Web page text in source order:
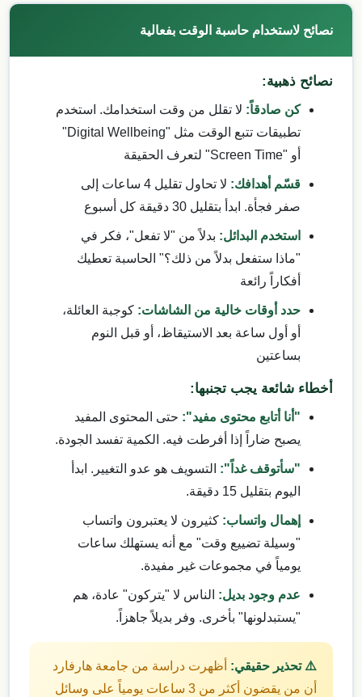
نصائح لاستخدام حاسبة الوقت بفعالية
نصائح ذهبية:
كن صادقاً: لا تقلل من وقت استخدامك. استخدم
تطبيقات تتبع الوقت مثل "Digital Wellbeing"
أو "Screen Time" لتعرف الحقيقة
قسّم أهدافك:
لا تحاول تقليل 4 ساعات إلى
صفر فجأة. ابدأ بتقليل 30 دقيقة كل أسبوع
استخدم البدائل: بدلاً من "لا تفعل"، فكر في
"ماذا ستفعل بدلاً من ذلك؟" الحاسبة تعطيك
أفكاراً رائعة
حدد أوقات خالية من الشاشات: كوجبة العائلة،
أو أول ساعة بعد الاستيقاظ، أو قبل النوم
بساعتين
أخطاء شائعة يجب تجنبها:
"أنا أتابع محتوى مفيد": حتى المحتوى المفيد
يصبح ضاراً إذا أفرطت فيه. الكمية تفسد الجودة.
"سأتوقف غداً": التسويف هو عدو التغيير. ابدأ
اليوم بتقليل 15 دقيقة.
إهمال واتساب: كثيرون لا يعتبرون واتساب
"وسيلة تضييع وقت" مع أنه يستهلك ساعات
يومياً في مجموعات غير مفيدة.
عدم وجود بديل: الناس لا "يتركون" عادة، هم
"يستبدلونها" بأخرى. وفر بديلاً جاهزاً.
⚠️ تحذير حقيقي: أظهرت دراسة من جامعة هارفارد
أن من يقضون أكثر من 3 ساعات يومياً على وسائل